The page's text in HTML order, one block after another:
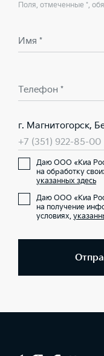
Поля, отмеченные *,
Имя *
Телефон *
г. Магнитогорск,
+7 (351) 922-85-00
Даю ООО «Киа
на обработку
указанных здесь
Даю ООО «Киа
на получение
условиях,